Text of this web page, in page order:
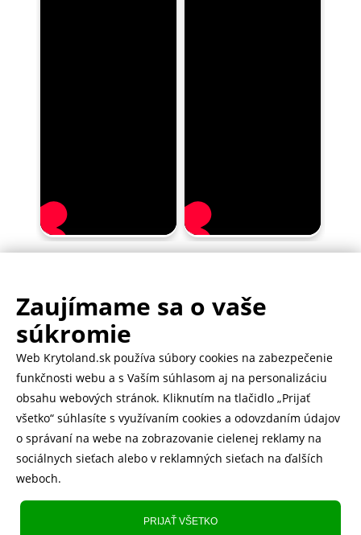
.
Rychlé doručenie 1-2 dní
Heurekazobraziť recenzie
Instagram5.643 fanúšikov
Zaujímame sa o vaše
súkromie
Web Krytoland.sk používa súbory cookies na zabezpečenie
funkčnosti webu a s Vaším súhlasom aj na personalizáciu
obsahu webových stránok. Kliknutím na tlačidlo „Prijať
všetko“ súhlasíte s využívaním cookies a odovzdaním údajov
o správaní na webe na zobrazovanie cielenej reklamy na
sociálnych sieťach alebo v reklamných sieťach na ďalších
weboch.
PRIJAŤ VŠETKO